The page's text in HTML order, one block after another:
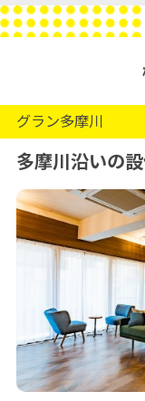
グラン多摩川
多摩川沿いの